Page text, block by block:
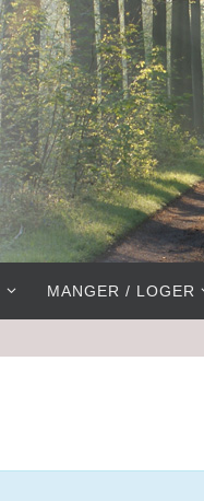
MANGER / LOGER